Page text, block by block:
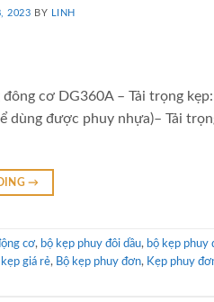
2023 BY LINH
cơ DG360A – Tải trọng
dùng được phuy nhựa)– Tải
→
cơ, bộ kẹp phuy đôi dầu, bộ kẹp phuy
kẹp giá rẻ, Bộ kẹp phuy đơn, Kẹp phuy